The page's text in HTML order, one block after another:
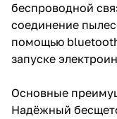
беспроводной
соединение
помощью
запуске
Основные
Надёжный